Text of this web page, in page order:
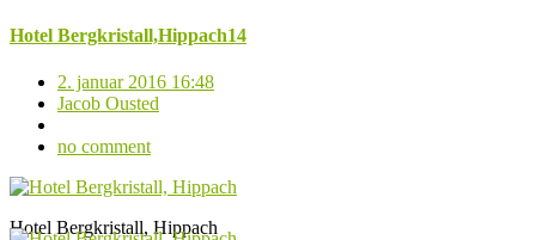
Hotel Bergkristall,Hippach14
2. januar 2016 16:48
Jacob Ousted
no comment
Hotel Bergkristall, Hippach